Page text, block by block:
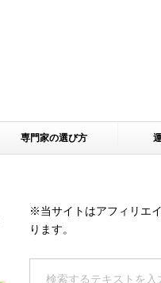
専門家の選び方
※当サイトはアフィリエ
ります。